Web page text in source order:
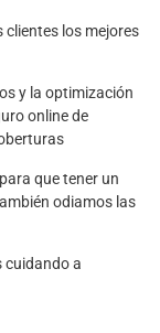
clientes los mejores
y la optimización
online de
que tener un
odiamos las
cuidando a